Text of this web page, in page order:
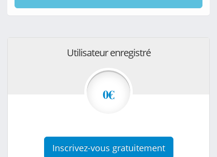
Utilisateur enregistré
0€
Inscrivez-vous gratuitement